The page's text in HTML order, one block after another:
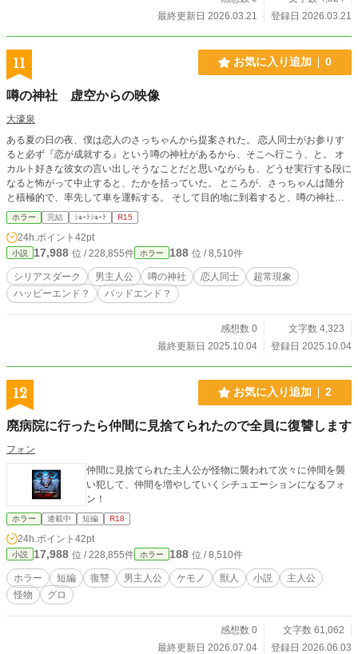
最終更新日 2026.03.21
登録日 2026.03.21
11 お気に入り追加 0
噂の神社 虚空からの映像
大濠泉
‭ある夏の日の夜、僕は恋人のさっちゃんから提案された。‬ ‭恋人同士がお参りす
ると必ず『恋が成就する』という噂の神社があるから、そこへ行こう、と。‬ ‭オ
カルト好きな彼女の言い出しそうなことだと思いながらも、どうせ実行する段に
なると怖がって中止すると、たかを括っていた。‬ ‭ところが、さっちゃんは随分
と積極的で、率先して車を運転する。‬ ‭そして目的地に到着すると、噂の神社は
ホラー 完結 ｼｮｰﾄｼｮｰﾄ R15
24h.ポイント 42pt
小説 17,988 位 / 228,855件 ホラー 188 位 / 8,510件
シリアスダーク 男主人公 噂の神社 恋人同士
超常現象
ハッピーエンド？
バッドエンド？
感想数 0
文字数 4,323
最終更新日 2025.10.04
登録日 2025.10.04
12 お気に入り追加 2
廃病院に行ったら仲間に見捨てられたので全員に復讐します
フォン
仲間に見捨てられた主人公が怪物に襲われて次々に仲間を襲
い犯して、仲間を増やしていくシチュエーションになるフォ
ン！
ホラー 連載中 短編 R18
24h.ポイント 42pt
小説 17,988 位 / 228,855件 ホラー 188 位 / 8,510件
ホラー 短編 復讐 男主人公 ケモノ 獣人 小説
主人公
怪物
グロ
感想数 0
文字数 61,062
最終更新日 2026.07.04
登録日 2026.06.03